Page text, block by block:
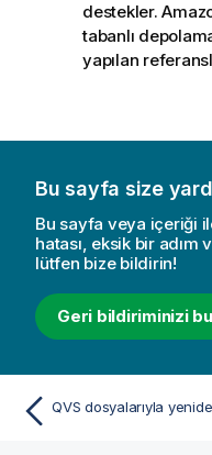
destekler.
tabanlı
yapılan
Bu sayfa size
Bu sayfa veya içeriği
hatası, eksik bir adım
lütfen bize bildirin!
Geri bildiriminizi